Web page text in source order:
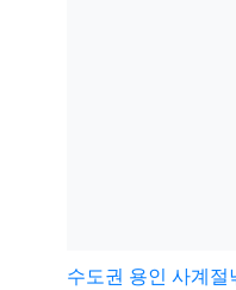
수도권 용인 사계절